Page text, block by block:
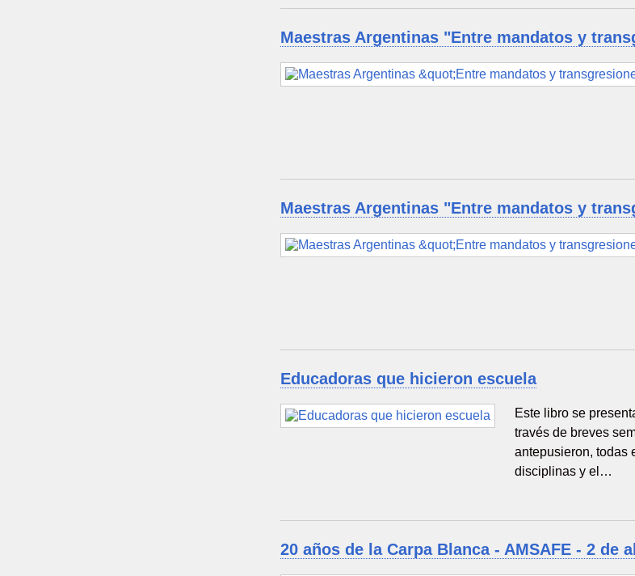
Maestras Argentinas "Entre mandatos y
Maestras Argentinas "Entre mandatos y
Educadoras que hicieron escuela
Este libro se
través de breves
antepusieron, todas
disciplinas y el…
20 años de la Carpa Blanca - AMSAFE - 2 de